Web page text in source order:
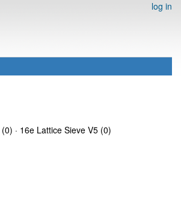
log in
(0) · 16e Lattice Sieve V5 (0)